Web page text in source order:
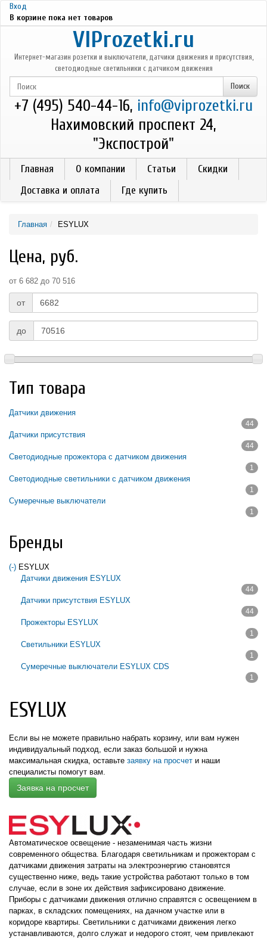
Перейти к основному содержанию
Вход
В корзине пока нет товаров
VIProzetki.ru
Интернет-магазин розетки и выключатели, датчики движения и присутствия,
светодиодные светильники с датчиком движения
+7 (495) 540-44-16, info@viprozetki.ru
Нахимовский проспект 24,
"Экспострой"
Главная О компании Статьи
Скидки
Доставка и оплата
Где купить
Главная ESYLUX
Цена, руб.
от 6 682 до 70 516
от
до
Тип товара
Датчики движения
44
Apply Датчики движения filter
Датчики присутствия
44
Apply Датчики присутствия filter
Светодиодные прожектора с датчиком движения
1
Apply Светодиодные прожектора с датчиком движения filter
Светодиодные светильники с датчиком движения
1
Apply Светодиодные светильники с датчиком движения filter
Сумеречные выключатели
1
Бренды
(-) Remove ESYLUX filter
ESYLUX
Датчики движения ESYLUX
44
Apply Датчики движения ESYLUX filter
Датчики присутствия ESYLUX
44
Apply Датчики присутствия ESYLUX filter
Прожекторы ESYLUX
1
Apply Прожекторы ESYLUX filter
Светильники ESYLUX
1
Apply Светильники ESYLUX filter
Сумеречные выключатели ESYLUX CDS
1
ESYLUX
Если вы не можете правильно набрать корзину, или вам нужен
индивидуальный подход, если заказ большой и нужна
максимальная скидка, оставьте заявку на просчет и наши
специалисты помогут вам.
Заявка на просчет
Автоматическое освещение - незаменимая часть жизни
современного общества. Благодаря светильникам и прожекторам с
датчиками движения затраты на электроэнергию становятся
существенно ниже, ведь такие устройства работают только в том
случае, если в зоне их действия зафиксировано движение.
Приборы с датчиками движения отлично справятся с освещением в
парках, в складских помещениях, на дачном участке или в
коридоре квартиры. Светильники с датчиками движения легко
устанавливаются, долго служат и недорого стоят, чем привлекают